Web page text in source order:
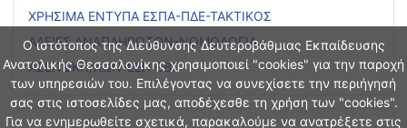
Ο ιστότοπος της Διεύθυνσης Δευτεροβάθμιας Εκπαίδευσης
Ανατολικής Θεσσαλονίκης χρησιμοποιεί "cookies" για την παροχή
των υπηρεσιών του. Επιλέγοντας να συνεχίσετε την περιήγησή
σας στις ιστοσελίδες μας, αποδέχεσθε τη χρήση των "cookies".
Για να ενημερωθείτε σχετικά, παρακαλούμε να ανατρέξετε στις
ΧΡΗΣΙΜΑ ΕΝΤΥΠΑ ΕΣΠΑ-ΠΔΕ-ΤΑΚΤΙΚΟΣ
ΑΔΕΙΕΣ ΑΝΑΠΛΗΡΩΤΩΝ-ΝΟΜΟΛΟΓΙΑ
ΑΣΕΠ ΕΚΠ/ΚΩΝ-ΕΕΠ-ΕΒΠ